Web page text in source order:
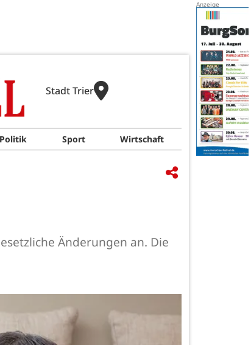
Stadt Trier
Politik Sport Wirtschaft
Änderungen an. Die